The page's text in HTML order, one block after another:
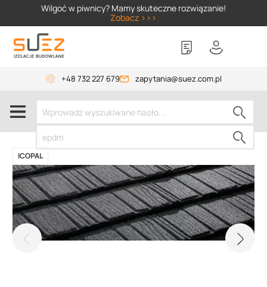
Wilgoć w piwnicy? Mamy skuteczne rozwiązanie!
Zobacz >>>
+48 732 227 679 zapytania@suez.com.pl
ICOPAL